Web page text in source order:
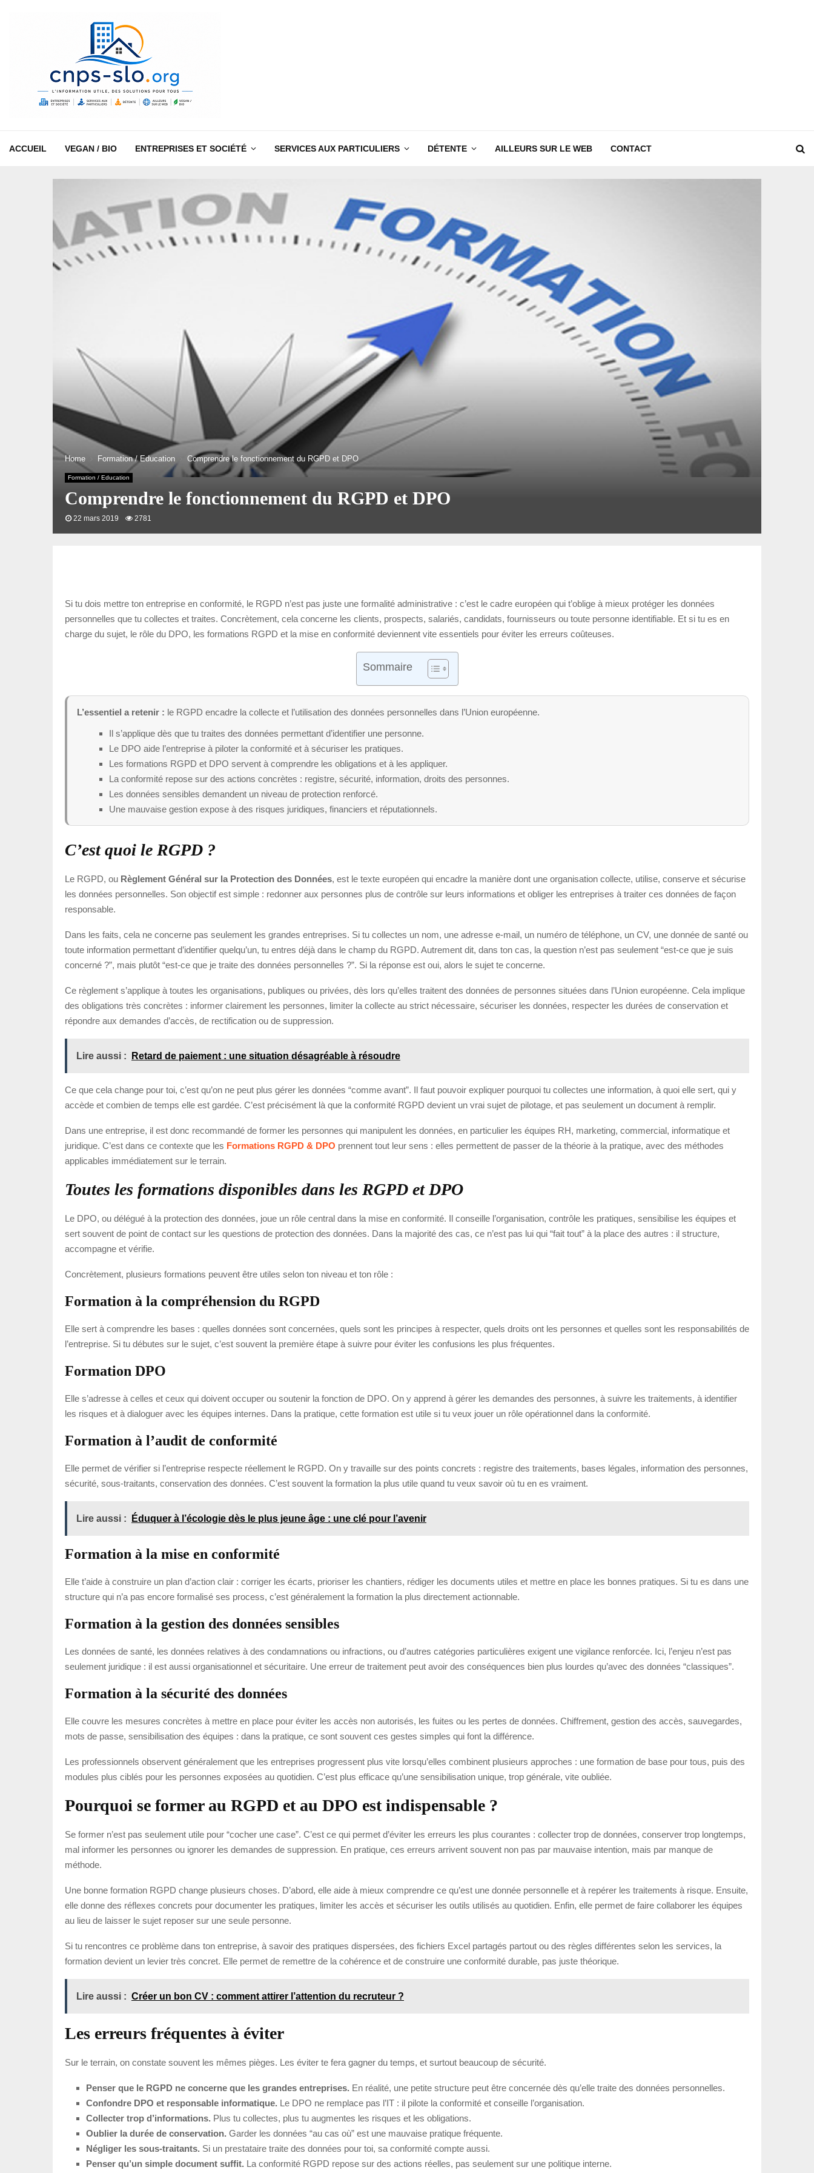
ACCUEIL VEGAN / BIO ENTREPRISES ET SOCIÉTÉ SERVICES AUX PARTICULIERS DÉTENTE AILLEURS SUR LE WEB CONTACT
Home Formation / Education Comprendre le fonctionnement du RGPD et DPO
Formation / Education
Comprendre le fonctionnement du RGPD et DPO
22 mars 2019 2781
Si tu dois mettre ton entreprise en conformité, le RGPD n’est pas juste une formalité administrative : c’est le cadre européen qui t’oblige à mieux protéger les données
personnelles que tu collectes et traites. Concrètement, cela concerne les clients, prospects, salariés, candidats, fournisseurs ou toute personne identifiable. Et si tu es en
charge du sujet, le rôle du DPO, les formations RGPD et la mise en conformité deviennent vite essentiels pour éviter les erreurs coûteuses.
Sommaire
L’essentiel a retenir : le RGPD encadre la collecte et l’utilisation des données personnelles dans l’Union européenne.
Il s’applique dès que tu traites des données permettant d’identifier une personne.
Le DPO aide l’entreprise à piloter la conformité et à sécuriser les pratiques.
Les formations RGPD et DPO servent à comprendre les obligations et à les appliquer.
La conformité repose sur des actions concrètes : registre, sécurité, information, droits des personnes.
Les données sensibles demandent un niveau de protection renforcé.
Une mauvaise gestion expose à des risques juridiques, financiers et réputationnels.
C’est quoi le RGPD ?
Le RGPD, ou Règlement Général sur la Protection des Données, est le texte européen qui encadre la manière dont une organisation collecte, utilise, conserve et sécurise
les données personnelles. Son objectif est simple : redonner aux personnes plus de contrôle sur leurs informations et obliger les entreprises à traiter ces données de façon
responsable.
Dans les faits, cela ne concerne pas seulement les grandes entreprises. Si tu collectes un nom, une adresse e-mail, un numéro de téléphone, un CV, une donnée de santé ou
toute information permettant d’identifier quelqu’un, tu entres déjà dans le champ du RGPD. Autrement dit, dans ton cas, la question n’est pas seulement “est-ce que je suis
concerné ?”, mais plutôt “est-ce que je traite des données personnelles ?”. Si la réponse est oui, alors le sujet te concerne.
Ce règlement s’applique à toutes les organisations, publiques ou privées, dès lors qu’elles traitent des données de personnes situées dans l’Union européenne. Cela implique
des obligations très concrètes : informer clairement les personnes, limiter la collecte au strict nécessaire, sécuriser les données, respecter les durées de conservation et
répondre aux demandes d’accès, de rectification ou de suppression.
Lire aussi : Retard de paiement : une situation désagréable à résoudre
Ce que cela change pour toi, c’est qu’on ne peut plus gérer les données “comme avant”. Il faut pouvoir expliquer pourquoi tu collectes une information, à quoi elle sert, qui y
accède et combien de temps elle est gardée. C’est précisément là que la conformité RGPD devient un vrai sujet de pilotage, et pas seulement un document à remplir.
Dans une entreprise, il est donc recommandé de former les personnes qui manipulent les données, en particulier les équipes RH, marketing, commercial, informatique et
juridique. C’est dans ce contexte que les Formations RGPD & DPO prennent tout leur sens : elles permettent de passer de la théorie à la pratique, avec des méthodes
applicables immédiatement sur le terrain.
Toutes les formations disponibles dans les RGPD et DPO
Le DPO, ou délégué à la protection des données, joue un rôle central dans la mise en conformité. Il conseille l’organisation, contrôle les pratiques, sensibilise les équipes et
sert souvent de point de contact sur les questions de protection des données. Dans la majorité des cas, ce n’est pas lui qui “fait tout” à la place des autres : il structure,
accompagne et vérifie.
Concrètement, plusieurs formations peuvent être utiles selon ton niveau et ton rôle :
Formation à la compréhension du RGPD
Elle sert à comprendre les bases : quelles données sont concernées, quels sont les principes à respecter, quels droits ont les personnes et quelles sont les responsabilités de
l’entreprise. Si tu débutes sur le sujet, c’est souvent la première étape à suivre pour éviter les confusions les plus fréquentes.
Formation DPO
Elle s’adresse à celles et ceux qui doivent occuper ou soutenir la fonction de DPO. On y apprend à gérer les demandes des personnes, à suivre les traitements, à identifier
les risques et à dialoguer avec les équipes internes. Dans la pratique, cette formation est utile si tu veux jouer un rôle opérationnel dans la conformité.
Formation à l’audit de conformité
Elle permet de vérifier si l’entreprise respecte réellement le RGPD. On y travaille sur des points concrets : registre des traitements, bases légales, information des personnes,
sécurité, sous-traitants, conservation des données. C’est souvent la formation la plus utile quand tu veux savoir où tu en es vraiment.
Lire aussi : Éduquer à l’écologie dès le plus jeune âge : une clé pour l’avenir
Formation à la mise en conformité
Elle t’aide à construire un plan d’action clair : corriger les écarts, prioriser les chantiers, rédiger les documents utiles et mettre en place les bonnes pratiques. Si tu es dans une
structure qui n’a pas encore formalisé ses process, c’est généralement la formation la plus directement actionnable.
Formation à la gestion des données sensibles
Les données de santé, les données relatives à des condamnations ou infractions, ou d’autres catégories particulières exigent une vigilance renforcée. Ici, l’enjeu n’est pas
seulement juridique : il est aussi organisationnel et sécuritaire. Une erreur de traitement peut avoir des conséquences bien plus lourdes qu’avec des données “classiques”.
Formation à la sécurité des données
Elle couvre les mesures concrètes à mettre en place pour éviter les accès non autorisés, les fuites ou les pertes de données. Chiffrement, gestion des accès, sauvegardes,
mots de passe, sensibilisation des équipes : dans la pratique, ce sont souvent ces gestes simples qui font la différence.
Les professionnels observent généralement que les entreprises progressent plus vite lorsqu’elles combinent plusieurs approches : une formation de base pour tous, puis des
modules plus ciblés pour les personnes exposées au quotidien. C’est plus efficace qu’une sensibilisation unique, trop générale, vite oubliée.
Pourquoi se former au RGPD et au DPO est indispensable ?
Se former n’est pas seulement utile pour “cocher une case”. C’est ce qui permet d’éviter les erreurs les plus courantes : collecter trop de données, conserver trop longtemps,
mal informer les personnes ou ignorer les demandes de suppression. En pratique, ces erreurs arrivent souvent non pas par mauvaise intention, mais par manque de
méthode.
Une bonne formation RGPD change plusieurs choses. D’abord, elle aide à mieux comprendre ce qu’est une donnée personnelle et à repérer les traitements à risque. Ensuite,
elle donne des réflexes concrets pour documenter les pratiques, limiter les accès et sécuriser les outils utilisés au quotidien. Enfin, elle permet de faire collaborer les équipes
au lieu de laisser le sujet reposer sur une seule personne.
Si tu rencontres ce problème dans ton entreprise, à savoir des pratiques dispersées, des fichiers Excel partagés partout ou des règles différentes selon les services, la
formation devient un levier très concret. Elle permet de remettre de la cohérence et de construire une conformité durable, pas juste théorique.
Lire aussi : Créer un bon CV : comment attirer l’attention du recruteur ?
Les erreurs fréquentes à éviter
Sur le terrain, on constate souvent les mêmes pièges. Les éviter te fera gagner du temps, et surtout beaucoup de sécurité.
Penser que le RGPD ne concerne que les grandes entreprises. En réalité, une petite structure peut être concernée dès qu’elle traite des données personnelles.
Confondre DPO et responsable informatique. Le DPO ne remplace pas l’IT : il pilote la conformité et conseille l’organisation.
Collecter trop d’informations. Plus tu collectes, plus tu augmentes les risques et les obligations.
Oublier la durée de conservation. Garder les données “au cas où” est une mauvaise pratique fréquente.
Négliger les sous-traitants. Si un prestataire traite des données pour toi, sa conformité compte aussi.
Penser qu’un simple document suffit. La conformité RGPD repose sur des actions réelles, pas seulement sur une politique interne.